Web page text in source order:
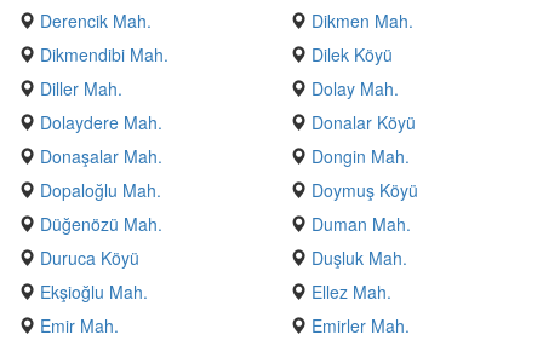
Derencik Mah.
Dikmen Mah.
Dikmendibi Mah.
Dilek Köyü
Diller Mah.
Dolay Mah.
Dolaydere Mah.
Donalar Köyü
Donaşalar Mah.
Dongin Mah.
Dopaloğlu Mah.
Doymuş Köyü
Düğenözü Mah.
Duman Mah.
Duruca Köyü
Duşluk Mah.
Ekşioğlu Mah.
Ellez Mah.
Emir Mah.
Emirler Mah.